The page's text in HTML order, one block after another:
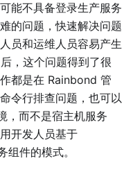
能不具备登录生产服务
的问题，快速解决问题
员和运维人员容易产生
，这个问题得到了很
都是在 Rainbond 管
令行排查问题，也可以
，而不是宿主机服务
开发人员基于
件的模式。